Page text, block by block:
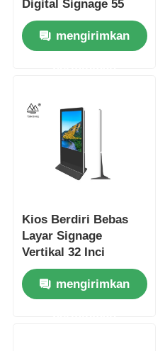
Digital Signage 55
Inci
mengirimkan
Kios Berdiri Bebas
Layar Signage
Vertikal 32 Inci
3840x2160px
mengirimkan